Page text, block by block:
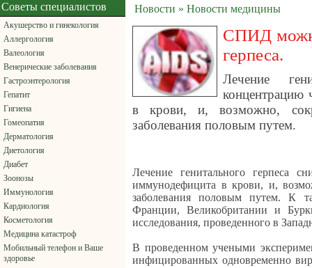
Советы специалистов
Акушерство и гинекология
Аллергология
Валеология
Венерические заболевания
Гастроэнтерология
Гепатит
Гигиена
Гомеопатия
Дерматология
Диетология
Диабет
Зоонозы
Иммунология
Кардиология
Косметология
Медицина катастроф
Мобильный телефон и Ваше
здоровье
Новости » Новости медицины
СПИД
герпеса.
Лечение
концентрацию
в крови, и, возможно,
заболевания половым путем.
Лечение генитального герпеса
иммунодефицита в крови, и,
заболевания половым путем. К
Франции, Великобритании и
исследования, проведенного в
В проведенном учеными
инфицированных одновременно